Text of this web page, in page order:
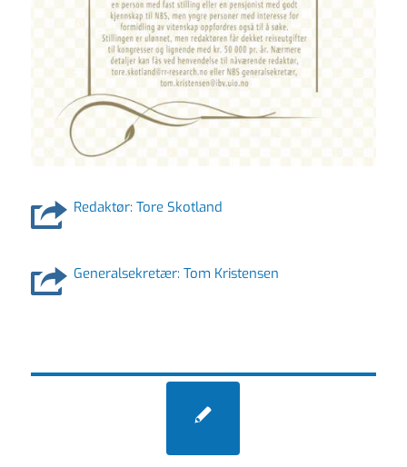
Redaktør: Tore Skotland
Generalsekretær: Tom Kristensen